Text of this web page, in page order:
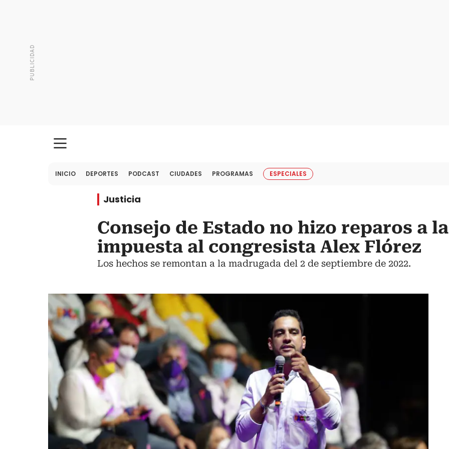
INICIO DEPORTES PODCAST CIUDADES PROGRAMAS ESPECIALES
Justicia
Consejo de Estado no hizo reparos a
impuesta al congresista Alex Flórez
Los hechos se remontan a la madrugada del 2 de septiembre de 2022.